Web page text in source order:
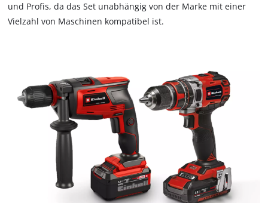
und Profis, da das Set unabhängig von der Marke mit einer
Vielzahl von Maschinen kompatibel ist.